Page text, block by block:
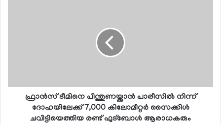
ഫ്രാന്‍സ് ടീമിനെ പിന്തുണയ്ക്കാന്‍ പാരീസില്‍ നിന്ന്
ദോഹയിലേക്ക് 7,000 കിലോമീറ്റര്‍ സൈക്കിള്‍
ചവിട്ടിയെത്തിയ രണ്ട് ഫുട്ബോള്‍ ആരാധകരും